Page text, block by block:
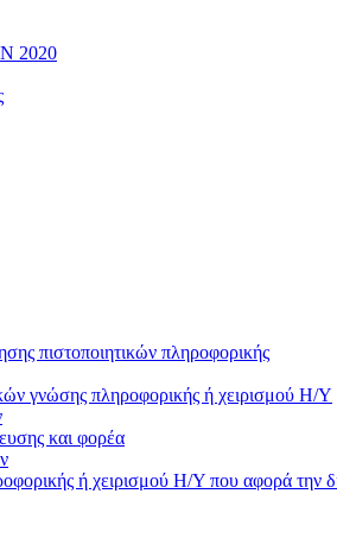
2020
πιστοποιητικών πληροφορικής
γνώσης πληροφορικής ή χειρισμού Η/Υ
και φορέα
ή χειρισμού Η/Υ που αφορά την